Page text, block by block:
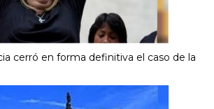
cerró en forma definitiva el caso de la